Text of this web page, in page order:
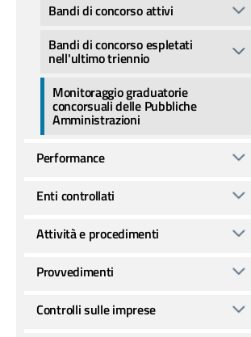
Bandi di concorso attivi
Bandi di concorso espletati
nell'ultimo triennio
Monitoraggio graduatorie
concorsuali delle Pubbliche
Amministrazioni
Performance
Enti controllati
Attività e procedimenti
Provvedimenti
Controlli sulle imprese